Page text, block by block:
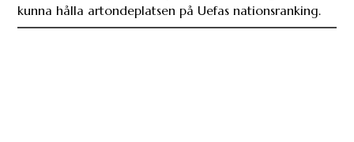
kunna hålla artondeplatsen på Uefas nationsranking.